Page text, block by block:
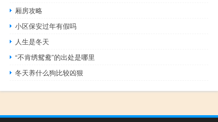
厢房攻略
小区保安过年有假吗
人生是冬天
“不肯绣鸳鸯”的出处是哪里
冬天养什么狗比较凶狠